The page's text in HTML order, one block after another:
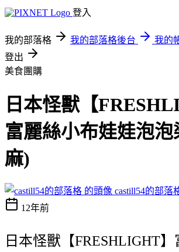
登入
我的部落格 我的部落格後台
我的
登出
美食團購
日本怪獸【
富麗絲小布娃娃泡
麻)
castill54的部落
12年前
日本怪獸【FRESHLIGHT